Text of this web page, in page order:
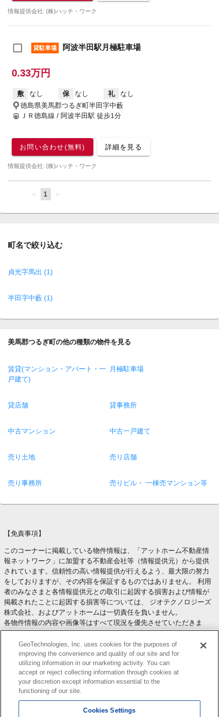
情報提供会社: (株)ハッチ・ワーク
貸駐車場 阿波半田駅月極駐車場
0.33万円
敷 なし 保 なし 礼
なし
徳島県美馬郡つるぎ町半田字中藪
ＪＲ徳島線 / 阿波半田駅 徒歩1分
お問い合わせ(無料) 詳細を見る
情報提供会社: (株)ハッチ・ワーク
page
You're
page
1 page
町名で絞り込む
貞光字馬出 (1)
半田字中藪 (1)
美馬郡つるぎ町の他の種類の物件を見る
賃貸(マンション・アパート・一
戸建て)
月極駐車場
貸店舗 貸事務所
中古マンション 中古一戸建て
売り土地 売り店舗
売り事務所 売りビル・ 一棟売マンション等
【免責事項】
このコーナーに掲載している物件情報は、「アットホーム不動産情
報ネットワーク」に加盟する不動産会社等（情報提供元）から提供
されています。信頼性の高い情報提供が行えるよう、最大限の努力
をしておりますが、その内容を保証するものではありません。 利用
者のみなさまと各情報提供元との取引に起因する損害および情報が
掲載されたことに起因する損害等については、 ジオテクノロジーズ
株式会社、およびアットホームは一切責任を負いません。
各物件情報の内容や画像等はすべて現況を優先させていただきま
す。
お取引等（お取引の準備、資金調達等を含みます）の際には、内容
や契約条件等について、 各情報提供元より十分な説明を受け、ご自
身でご確認の上、判断してください。
このコーナーへの物件情報のご掲載、その他不動産業務ソリューシ
ョン等についての不動産会社様のお問合せはこちら
します。
GeoTechnologies, Inc. uses cookies for the purposes of
improving the convenience and quality of our site and for
utilizing information in our marketing activity. You can
accept or reject collecting information through cookies at
your discretion except information essential to the
functioning of our site.
Cookies Settings